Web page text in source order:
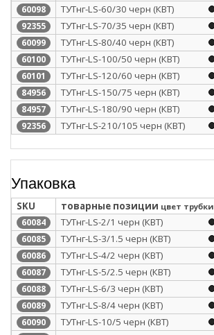
60098 ТУТнг-LS-60/30 черн (КВТ)
92355 ТУТнг-LS-70/35 черн (КВТ)
60099 ТУТнг-LS-80/40 черн (КВТ)
60100 ТУТнг-LS-100/50 черн (КВТ)
60101 ТУТнг-LS-120/60 черн (КВТ)
84956 ТУТнг-LS-150/75 черн (КВТ)
84957 ТУТнг-LS-180/90 черн (КВТ)
92356 ТУТнг-LS-210/105 черн (КВТ)
Упаковка
SKU товарные позиции цвет трубки
60084 ТУТнг-LS-2/1 черн (КВТ)
60085 ТУТнг-LS-3/1.5 черн (КВТ)
60086 ТУТнг-LS-4/2 черн (КВТ)
60087 ТУТнг-LS-5/2.5 черн (КВТ)
60088 ТУТнг-LS-6/3 черн (КВТ)
60089 ТУТнг-LS-8/4 черн (КВТ)
60090 ТУТнг-LS-10/5 черн (КВТ)